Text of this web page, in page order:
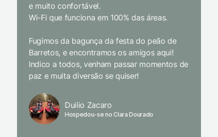
e muito confortável.
Wi-Fi que funciona em 100% das áreas.
Fugimos da bagunça da festa do peão de
Barretos, e encontramos os amigos aqui!
Indico a todos, venham passar momentos de
paz e muita diversão se quiser!
Duilio Zacaro
Hospedou-se no Clara Dourado